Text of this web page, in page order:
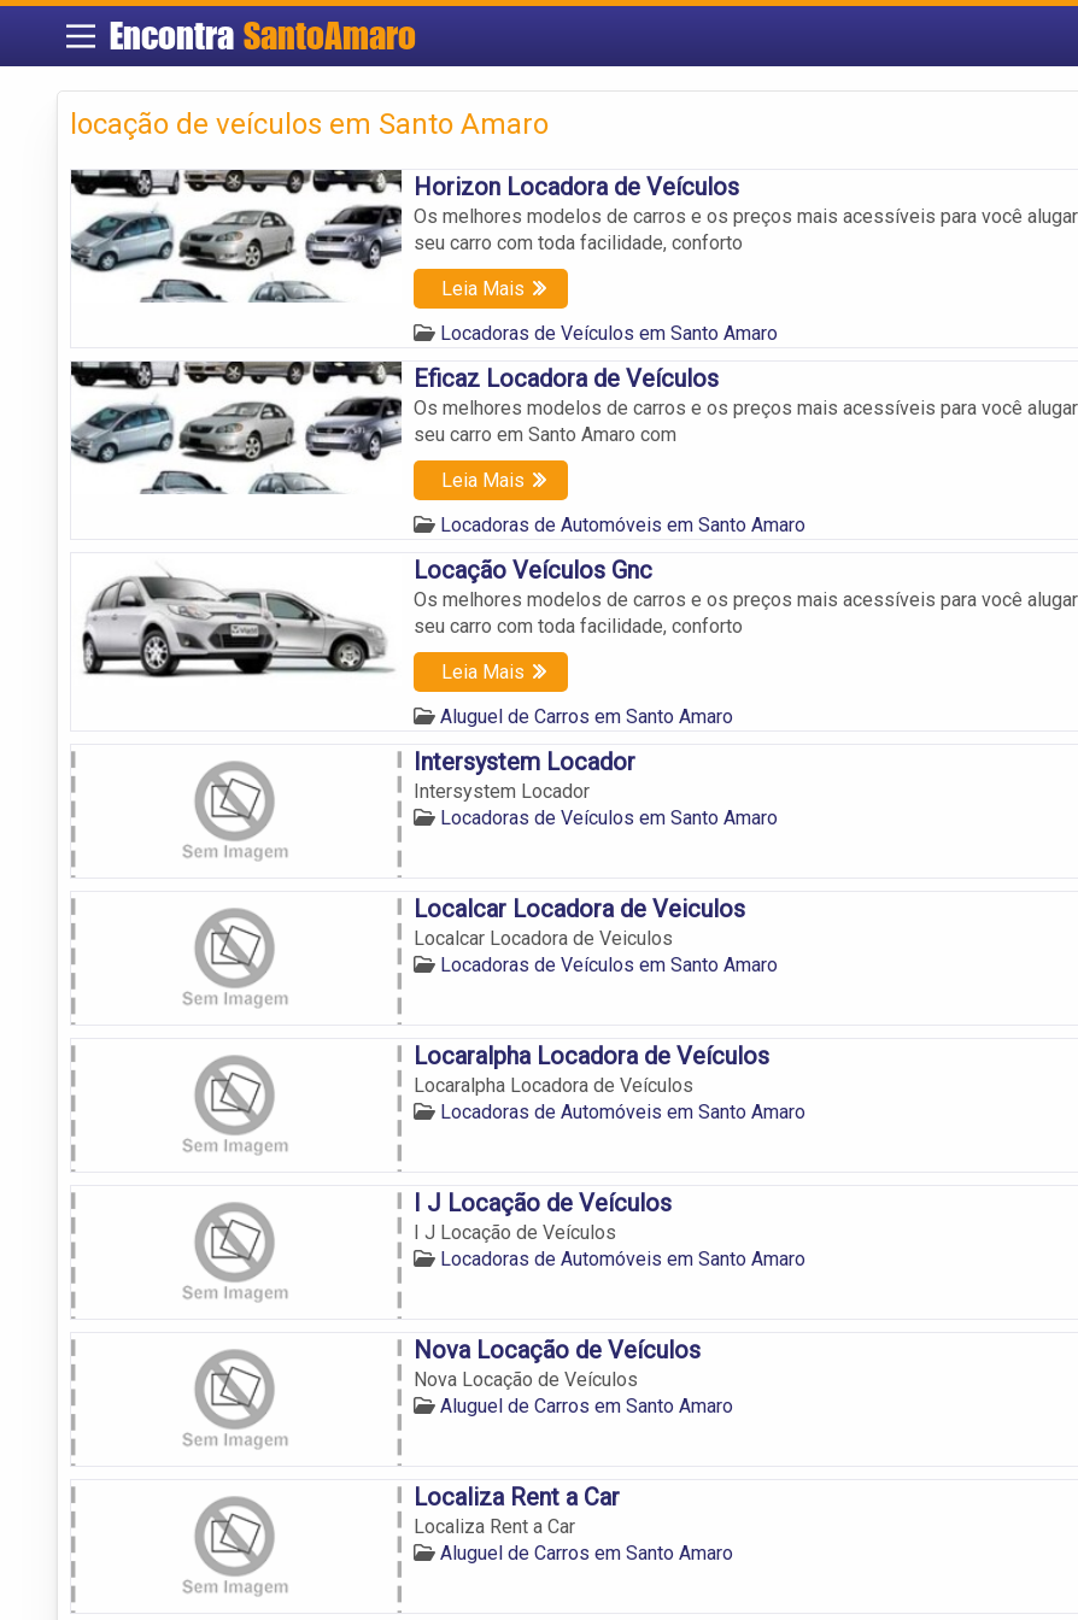
Encontra SantoAmaro
locação de veículos em Santo Amaro
Horizon Locadora de Veículos
Os melhores modelos de carros e os preços mais acessíveis para você alugar
seu carro com toda facilidade, conforto
Leia Mais
Locadoras de Veículos em Santo Amaro
Eficaz Locadora de Veículos
Os melhores modelos de carros e os preços mais acessíveis para você alugar
seu carro em Santo Amaro com
Leia Mais
Locadoras de Automóveis em Santo Amaro
Locação Veículos Gnc
Os melhores modelos de carros e os preços mais acessíveis para você alugar
seu carro com toda facilidade, conforto
Leia Mais
Aluguel de Carros em Santo Amaro
Intersystem Locador
Intersystem Locador
Locadoras de Veículos em Santo Amaro
Localcar Locadora de Veiculos
Localcar Locadora de Veiculos
Locadoras de Veículos em Santo Amaro
Locaralpha Locadora de Veículos
Locaralpha Locadora de Veículos
Locadoras de Automóveis em Santo Amaro
I J Locação de Veículos
I J Locação de Veículos
Locadoras de Automóveis em Santo Amaro
Nova Locação de Veículos
Nova Locação de Veículos
Aluguel de Carros em Santo Amaro
Localiza Rent a Car
Localiza Rent a Car
Aluguel de Carros em Santo Amaro